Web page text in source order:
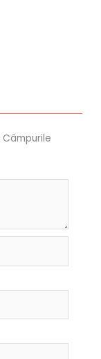
Câmpurile